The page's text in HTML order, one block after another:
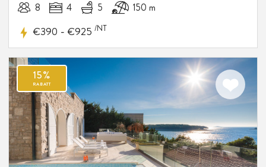
8 4 5 150 m
€390 - €925 /NT